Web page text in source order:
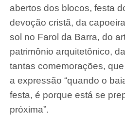
abertos dos blocos, festa
devoção cristã, da
sol no Farol da Barra, do
patrimônio arquitetônico,
tantas comemorações,
a expressão “quando o
festa, é porque está se
próxima”.